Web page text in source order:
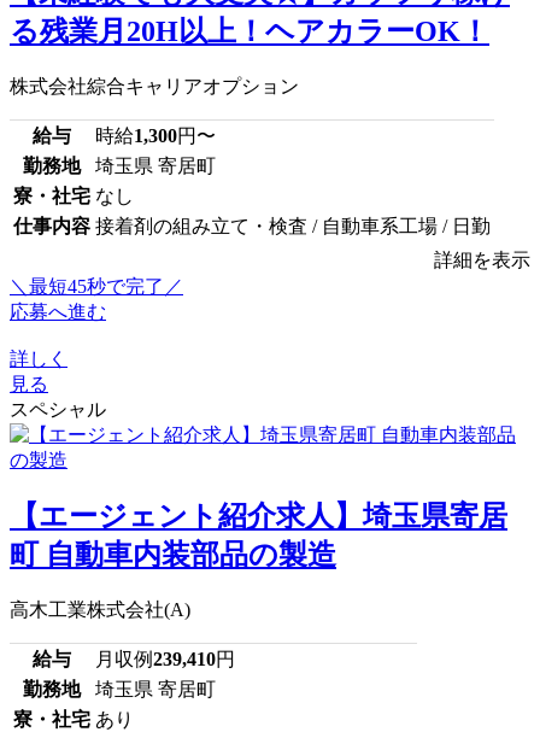
る残業月20H以上！ヘアカラーOK！
株式会社綜合キャリアオプション
給与 時給1,300円〜
勤務地
埼玉県 寄居町
寮・社宅 なし
仕事内容 接着剤の組み立て・検査 / 自動車系工場 / 日勤
詳細を表示
＼最短45秒で完了／
応募へ進む
詳しく
見る
スペシャル
【エージェント紹介求人】埼玉県寄居
町 自動車内装部品の製造
高木工業株式会社(A)
給与 月収例239,410円
勤務地
埼玉県 寄居町
寮・社宅 あり